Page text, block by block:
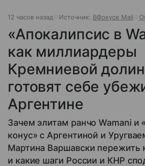
12 часов назад Источник: ВФокусе Mail
«Апокалипсис в
как миллиардеры
Кремниевой
готовят себе
Аргентине
Зачем элитам ранчо Wamani
конус» с Аргентиной и
Мартина Варшавски пережить
и какие шаги России и КНР